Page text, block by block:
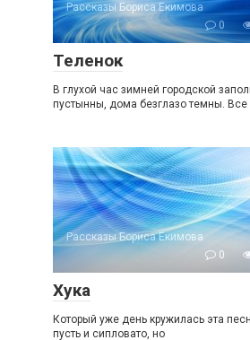
Рассказы Бориса Екимова
0
Теленок
В глухой час зимней городской
пустынны, дома безглазо темны. Все
Рассказы Бориса Екимова
0
Хука
Который уже день кружилась эта
пусть и сипловато, но